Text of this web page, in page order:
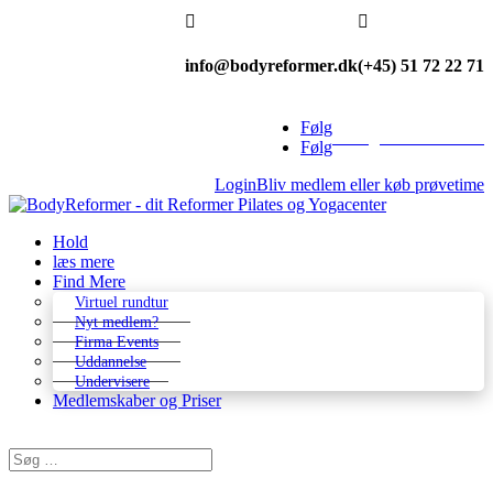

info@bodyreformer.dk

(+45) 51 72 22 71
Følg
Følg
LoginBliv medlem eller køb prøvetime
Hold
læs mere
Find Mere
Virtuel rundtur
Nyt medlem?
Firma Events
Uddannelse
Undervisere
Medlemskaber og Priser